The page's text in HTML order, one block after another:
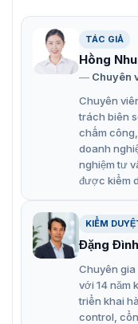
Cung cấp khả
Sử dụng giao
Giám sát trạng
giám sát
Cung cấp 2
đầu đọc bên thứ
khả năng kiểm
Hỗ trợ kết nối và
kết với tối đa 32
hình dây mắc
Suprema)
TÁC GIẢ
Hồng
Chuyên
Chuyên
trách biên
chấm
doanh
nghiệm tư
được kiểm
KIỂM
Đặng
Chuyên gia
với 14 năm
triển khai
control,